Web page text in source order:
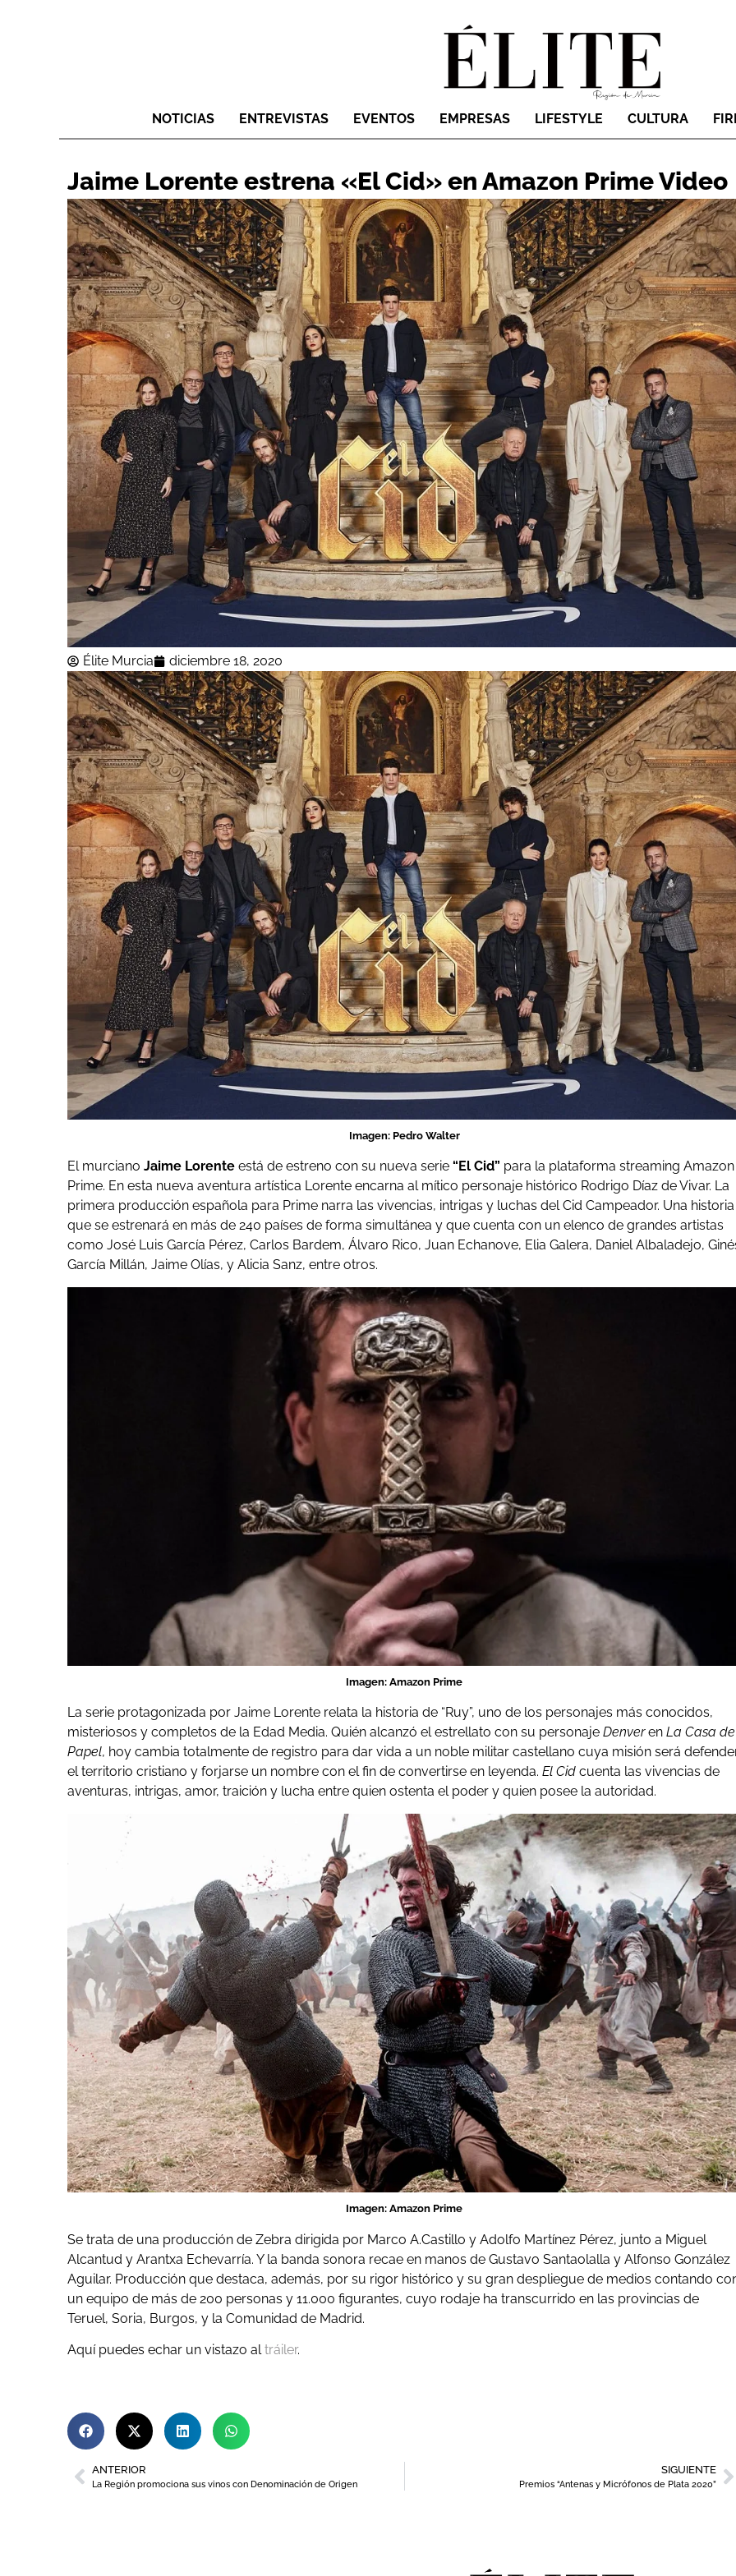
NOTICIAS ENTREVISTAS EVENTOS EMPRESAS LIFESTYLE CULTURA
Jaime Lorente estrena «El Cid» en Amazon Prime Video
Élite Murcia diciembre 18, 2020
Imagen: Pedro Walter
El murciano Jaime Lorente está de estreno con su nueva serie “El Cid” para la plataforma streaming Amazon
Prime. En esta nueva aventura artística Lorente encarna al mítico personaje histórico Rodrigo Díaz de Vivar. La
primera producción española para Prime narra las vivencias, intrigas y luchas del Cid Campeador. Una historia
que se estrenará en más de 240 países de forma simultánea y que cuenta con un elenco de grandes artistas
como José Luis García Pérez, Carlos Bardem, Álvaro Rico, Juan Echanove, Elia Galera, Daniel Albaladejo,
García Millán, Jaime Olías, y Alicia Sanz, entre otros.
Imagen: Amazon Prime
La serie protagonizada por Jaime Lorente relata la historia de “Ruy”, uno de los personajes más conocidos,
misteriosos y completos de la Edad Media. Quién alcanzó el estrellato con su personaje Denveren La Casa de
Papel, hoy cambia totalmente de registro para dar vida a un noble militar castellano cuya misión será
el territorio cristiano y forjarse un nombre con el fin de convertirse en leyenda. El Cid cuenta las vivencias de
aventuras, intrigas, amor, traición y lucha entre quien ostenta el poder y quien posee la autoridad.
Imagen: Amazon Prime
Se trata de una producción de Zebra dirigida por Marco A.Castillo y Adolfo Martínez Pérez, junto a Miguel
Alcantud y Arantxa Echevarría. Y la banda sonora recae en manos de Gustavo Santaolalla y Alfonso González
Aguilar. Producción que destaca, además, por su rigor histórico y su gran despliegue de medios contando
un equipo de más de 200 personas y 11.000 figurantes, cuyo rodaje ha transcurrido en las provincias de
Teruel, Soria, Burgos, y la Comunidad de Madrid.
Aquí puedes echar un vistazo altráiler.
ANTERIOR
La Región promociona sus vinos con Denominación de Origen
SIGUIENTE
Premios “Antenas y Micrófonos de Plata 2020”